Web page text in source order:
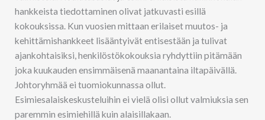
hankkeista tiedottaminen olivat jatkuvasti esillä
kokouksissa. Kun vuosien mittaan erilaiset muutos- ja
kehittämishankkeet lisääntyivät entisestään ja tulivat
ajankohtaisiksi, henkilöstökokouksia ryhdyttiin pitämään
joka kuukauden ensimmäisenä maanantaina iltapäivällä.
Johtoryhmää ei tuomiokunnassa ollut.
Esimiesalaiskeskusteluihin ei vielä olisi ollut valmiuksia sen
paremmin esimiehillä kuin alaisillakaan.